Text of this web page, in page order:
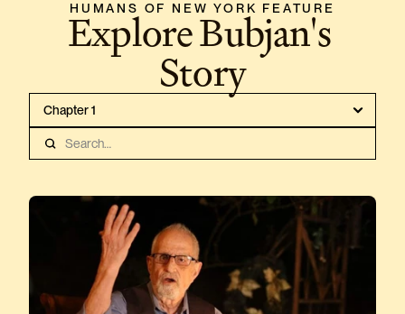
HUMANS OF NEW YORK FEATURE
Explore Bubjan's
Story